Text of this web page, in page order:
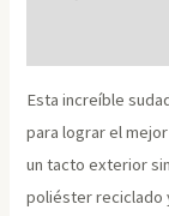
Esta increíble
para lograr el
un tacto exterior
poliéster reciclado